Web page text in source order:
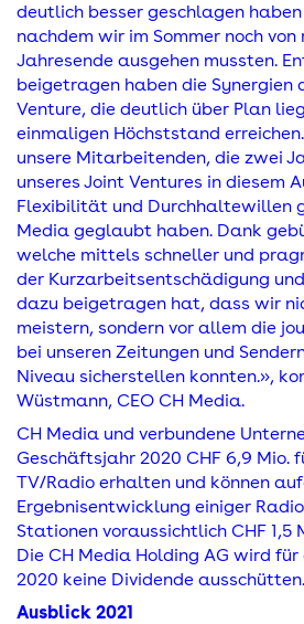
deutlich besser geschlagen
nachdem wir im Sommer noch
Jahresende ausgehen mussten.
beigetragen haben die Synergien
Venture, die deutlich über Plan
einmaligen Höchststand
unsere Mitarbeitenden, die zwei
unseres Joint Ventures in diesem
Flexibilität und Durchhaltewillen
Media geglaubt haben. Dank
welche mittels schneller und
der Kurzarbeitsentschädigung
dazu beigetragen hat, dass wir
meistern, sondern vor allem die
bei unseren Zeitungen und
Niveau sicherstellen konnten.»,
Wüstmann, CEO CH Media.
CH Media und verbundene
Geschäftsjahr 2020 CHF 6,9 Mio.
TV/Radio erhalten und können
Ergebnisentwicklung einiger
Stationen voraussichtlich CHF 1,5
Die CH Media Holding AG wird
2020 keine Dividende ausschütten.
Ausblick 2021